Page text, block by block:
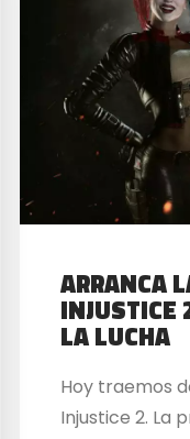
ARRANCA
INJUSTICE
LA LUCHA
Hoy traemos
Injustice 2. La